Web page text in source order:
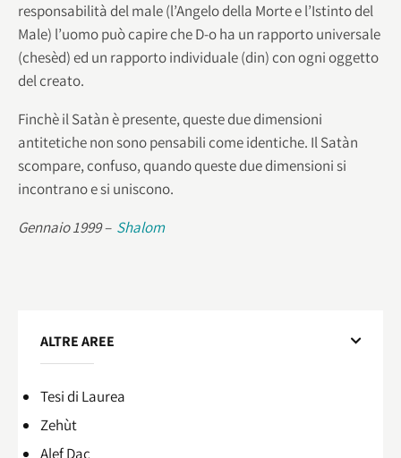
responsabilità del male (l’Angelo della Morte e l’Istinto del
Male) l’uomo può capire che D-o ha un rapporto universale
(chesèd) ed un rapporto individuale (din) con ogni oggetto
del creato.
Finchè il Satàn è presente, queste due dimensioni
antitetiche non sono pensabili come identiche. Il Satàn
scompare, confuso, quando queste due dimensioni si
incontrano e si uniscono.
Gennaio 1999 – Shalom
ALTRE AREE
Tesi di Laurea
Zehùt
Alef Dac